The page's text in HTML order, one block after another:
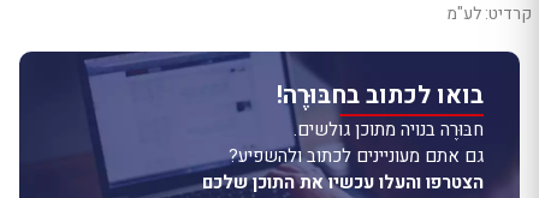
קרדיט: לע"מ
בואו לכתוב בחבּוּרֶה!
חבּוּרֶה בנויה מתוכן גולשים.
גם אתם מעוניינים לכתוב ולהשפיע?
הצטרפו והעלו עכשיו את התוכן שלכם